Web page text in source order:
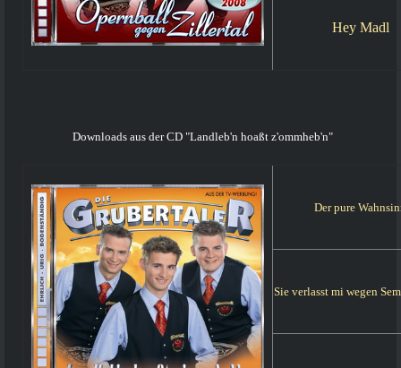
Hey Madl
Downloads aus der CD "Landleb'n hoaßt z'ommheb'n"
Der pure
Sie verlasst mi wegen